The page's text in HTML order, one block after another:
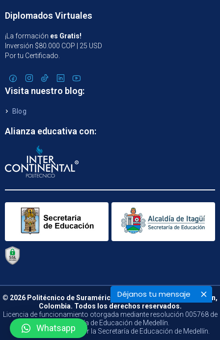
Déjanos tu mensaje
Diplomados Virtuales
¡La formación es Gratis!
Inversión $80.000 COP | 25 USD
Por tu Certificado.
Visita nuestro blog:
Blog
Alianza educativa con:
© 2026 Politécnico de Suramérica. Calle 48 B N° 66 – 09. Medellín,
Colombia. Todos los derechos reservados.
Licencia de funcionamiento otorgada mediante resolución 005768 de
la Secretaría de Educación de Medellín.
Vigilado y Controlado por la Secretaría de Educación de Medellín.
Whatsapp